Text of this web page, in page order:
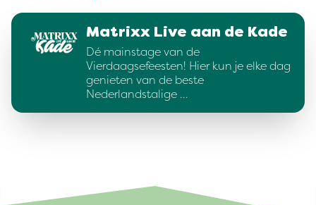
Matrixx Live aan de Kade
Dé mainstage van de
Vierdaagsefeesten! Hier kun je elke dag
genieten van de beste
Nederlandstalige …